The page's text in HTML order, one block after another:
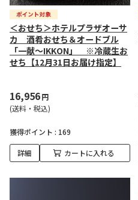
＜おせち＞ホテルプラザオーサ
カ 酒肴おせち＆オードブル
「一献～IKKON」 ※冷蔵生お
せち【12月31日お届け指定】
16,956円
(送料・税込)
獲得ポイント : 169
詳細 カートに入れる